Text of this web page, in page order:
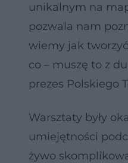
unikalnym na
pozwala nam
wiemy jak
co – muszę to z
prezes Polskiego
Warsztaty były
umiejętności
żywo